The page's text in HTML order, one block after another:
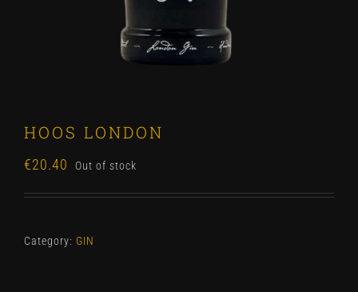
HOOS LONDON
€20.40 Out of stock
Category: GIN